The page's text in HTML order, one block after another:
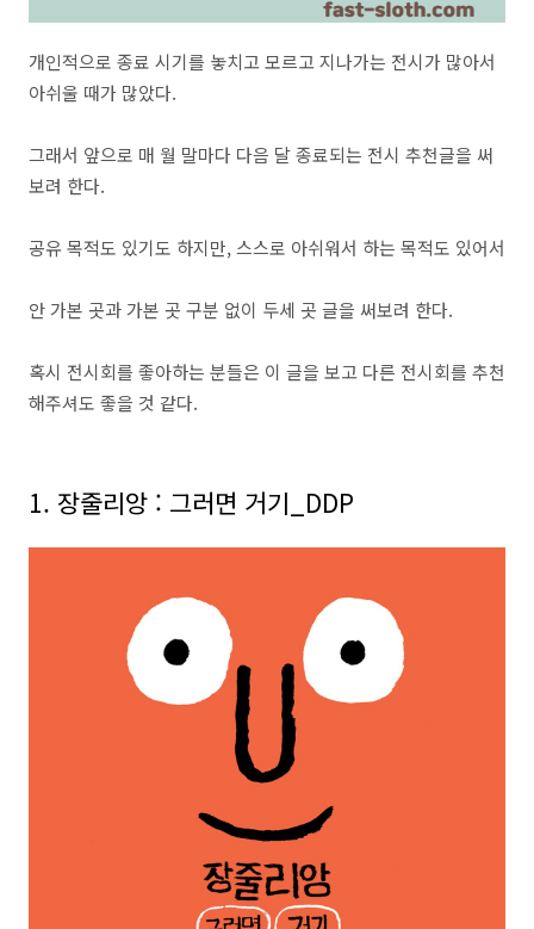
개인적으로 종료 시기를 놓치고 모르고 지나가는 전시가 많아서
아쉬울 때가 많았다.
그래서 앞으로 매 월 말마다 다음 달 종료되는 전시 추천글을 써
보려 한다.
공유 목적도 있기도 하지만, 스스로 아쉬워서 하는 목적도 있어서
안 가본 곳과 가본 곳 구분 없이 두세 곳 글을 써보려 한다.
혹시 전시회를 좋아하는 분들은 이 글을 보고 다른 전시회를 추천
해주셔도 좋을 것 같다.
1. 장줄리앙 : 그러면 거기_DDP